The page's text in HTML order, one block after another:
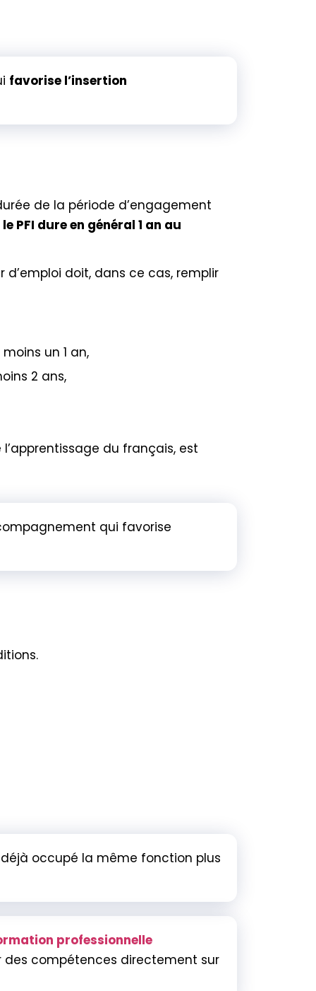
favorise l’insertion
de la période d’engagement
PFI dure en général 1 an au
d’emploi doit, dans ce cas, remplir
un 1 an,
2 ans,
du français, est
qui favorise
occupé la même fonction plus
professionnelle
des compétences directement sur